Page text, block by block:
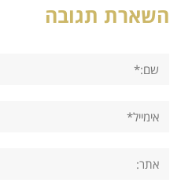
השארת תגובה